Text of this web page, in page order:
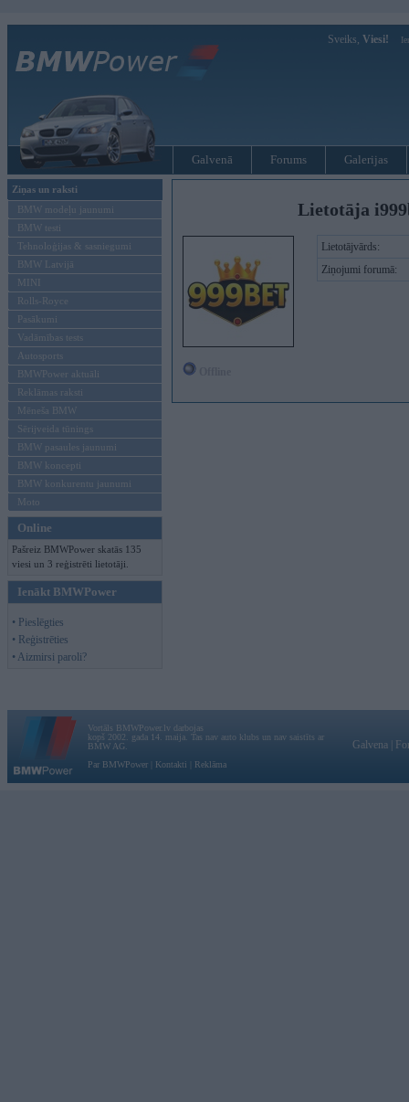
Sveiks, Viesi!
Galvenā Forums Galerijas
Ziņas un raksti
BMW modeļu jaunumi
BMW testi
Tehnoloģijas & sasniegumi
BMW Latvijā
MINI
Rolls-Royce
Pasākumi
Vadāmības tests
Autosports
BMWPower aktuāli
Reklāmas raksti
Mēneša BMW
Sērijveida tūnings
BMW pasaules jaunumi
BMW koncepti
BMW konkurentu jaunumi
Moto
Online
Pašreiz BMWPower skatās 135
viesi un 3 reģistrēti lietotāji.
Ienākt BMWPower
• Pieslēgties
• Reģistrēties
• Aizmirsi paroli?
Lietotāja
Lietotājvārds:
Ziņojumi forumā:
Vortāls BMWPower.lv darbojas
kopš 2002. gada 14. maija. Tas nav auto klubs un nav saistīts ar
BMW AG.
Par BMWPower
Kontakti Reklāma
Galvena